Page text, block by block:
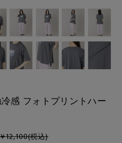
感 フォトプリントハー
12,100(税込)